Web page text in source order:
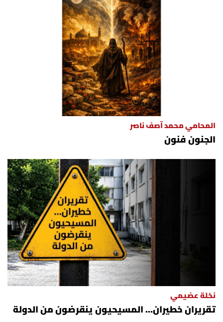
المحامي محمد آصف ناصر
الجنون فنون
نخلة عضيمي
تقريران خطيران… المسيحيون ينقرضون من الدولة